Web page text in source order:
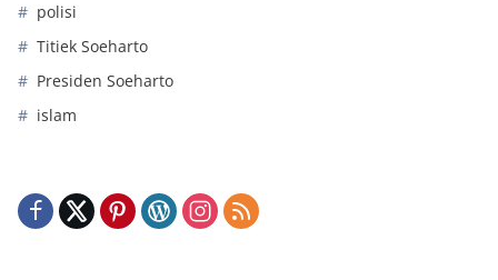
polisi
Titiek Soeharto
Presiden Soeharto
islam